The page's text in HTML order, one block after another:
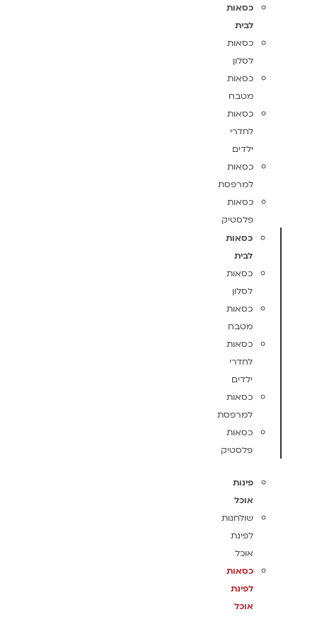
כסאות
לבית
כסאות
לסלון
כסאות
מטבח
כסאות
לחדרי
ילדים
כסאות
למרפסת
כסאות
פלסטיק
כסאות
לבית
כסאות
לסלון
כסאות
מטבח
כסאות
לחדרי
ילדים
כסאות
למרפסת
כסאות
פלסטיק
פינות
אוכל
שולחנות
לפינת
אוכל
כסאות
לפינת
אוכל